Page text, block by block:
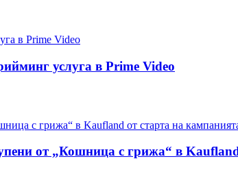
услуга в Prime Video
от „Кошница с грижа“ в